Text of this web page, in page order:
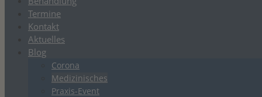
Termine
Kontakt
Aktuelles
Blog
Corona
Medizinisches
Praxis-Event